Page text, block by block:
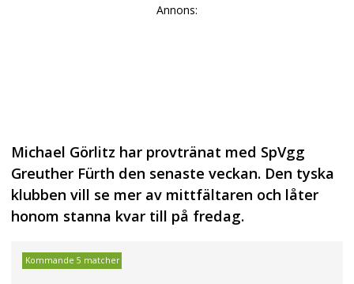
Annons:
Michael Görlitz har provtränat med SpVgg
Greuther Fürth den senaste veckan. Den tyska
klubben vill se mer av mittfältaren och låter
honom stanna kvar till på fredag.
Kommande 5 matcher